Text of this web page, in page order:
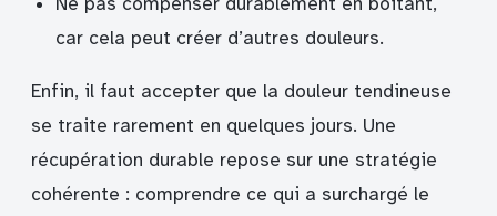
car cela peut créer d’autres douleurs.
Enfin, il faut accepter que la douleur tendineuse
se traite rarement en quelques jours. Une
récupération durable repose sur une stratégie
cohérente : comprendre ce qui a surchargé le